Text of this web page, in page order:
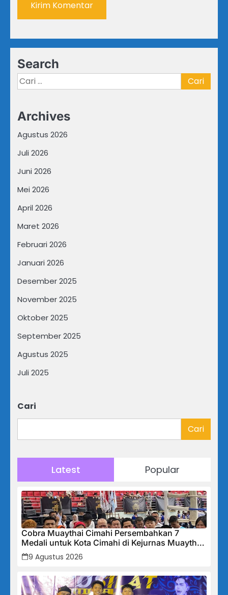
Search
Cari
untuk:
Archives
Agustus 2026
Juli 2026
Juni 2026
Mei 2026
April 2026
Maret 2026
Februari 2026
Januari 2026
Desember 2025
November 2025
Oktober 2025
September 2025
Agustus 2025
Juli 2025
Cari
Cari
Latest Popular
Cobra Muaythai Cimahi Persembahkan 7
Medali untuk Kota Cimahi di Kejurnas Muaythai
Indonesia 2026
9 Agustus 2026